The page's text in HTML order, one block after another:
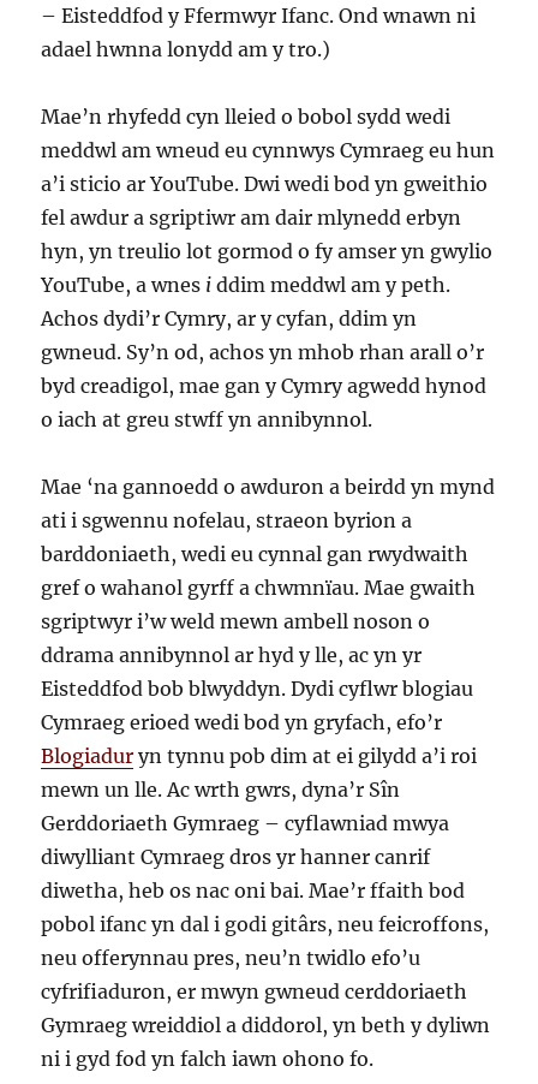
– Eisteddfod y Ffermwyr Ifanc. Ond wnawn ni
adael hwnna lonydd am y tro.)
Mae’n rhyfedd cyn lleied o bobol sydd wedi
meddwl am wneud eu cynnwys Cymraeg eu hun
a’i sticio ar YouTube. Dwi wedi bod yn gweithio
fel awdur a sgriptiwr am dair mlynedd erbyn
hyn, yn treulio lot gormod o fy amser yn gwylio
YouTube, a wnes i ddim meddwl am y peth.
Achos dydi’r Cymry, ar y cyfan, ddim yn
gwneud. Sy’n od, achos yn mhob rhan arall o’r
byd creadigol, mae gan y Cymry agwedd hynod
o iach at greu stwff yn annibynnol.
Mae ‘na gannoedd o awduron a beirdd yn mynd
ati i sgwennu nofelau, straeon byrion a
barddoniaeth, wedi eu cynnal gan rwydwaith
gref o wahanol gyrff a chwmnïau. Mae gwaith
sgriptwyr i’w weld mewn ambell noson o
ddrama annibynnol ar hyd y lle, ac yn yr
Eisteddfod bob blwyddyn. Dydi cyflwr blogiau
Cymraeg erioed wedi bod yn gryfach, efo’r
Blogiadur yn tynnu pob dim at ei gilydd a’i roi
mewn un lle. Ac wrth gwrs, dyna’r Sîn
Gerddoriaeth Gymraeg – cyflawniad mwya
diwylliant Cymraeg dros yr hanner canrif
diwetha, heb os nac oni bai. Mae’r ffaith bod
pobol ifanc yn dal i godi gitârs, neu feicroffons,
neu offerynnau pres, neu’n twidlo efo’u
cyfrifiaduron, er mwyn gwneud cerddoriaeth
Gymraeg wreiddiol a diddorol, yn beth y dyliwn
ni i gyd fod yn falch iawn ohono fo.